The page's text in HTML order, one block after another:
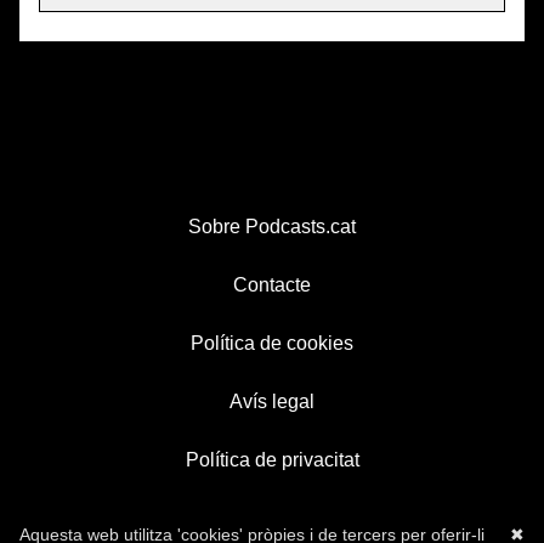
Sobre Podcasts.cat
Contacte
Política de cookies
Avís legal
Política de privacitat
✖
Aquesta web utilitza 'cookies' pròpies i de tercers per oferir-li